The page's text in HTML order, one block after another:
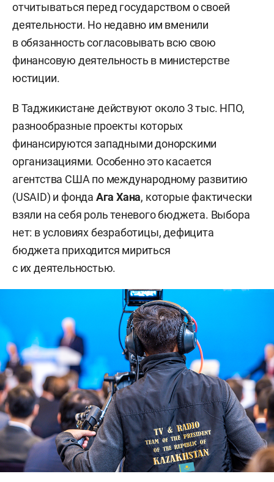
отчитываться перед государством о своей
деятельности. Но недавно им вменили
в обязанность согласовывать всю свою
финансовую деятельность в министерстве
юстиции.
В Таджикистане действуют около 3 тыс. НПО,
разнообразные проекты которых
финансируются западными донорскими
организациями. Особенно это касается
агентства США по международному развитию
(USAID) и фонда Ага Хана, которые фактически
взяли на себя роль теневого бюджета. Выбора
нет: в условиях безработицы, дефицита
бюджета приходится мириться
с их деятельностью.